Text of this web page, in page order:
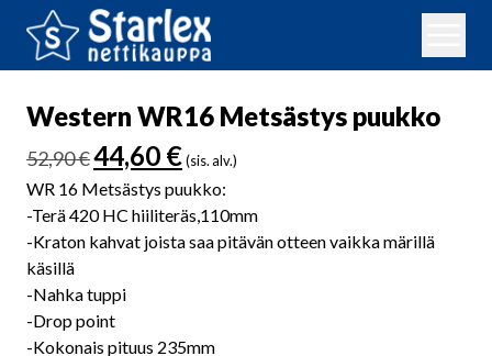
Western WR16 Metsästys puukko
52,90€ Alkuperäinen
hinta
oli:
52,90 €.
44,60 €Nykyinen
hinta
on:
44,60 €.
(sis. alv.)
WR 16 Metsästys puukko:
-Terä 420 HC hiiliteräs,110mm
-Kraton kahvat joista saa pitävän otteen vaikka märillä
käsillä
-Nahka tuppi
-Drop point
-Kokonais pituus 235mm